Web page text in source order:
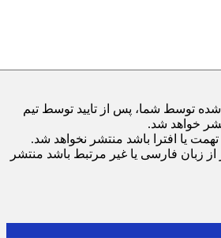
توسط شما، پس از تایید توسط تیم
خواهد شد.
یا افترا باشد منتشر نخواهد شد.
از زبان فارسی یا غیر مرتبط باشد منتشر